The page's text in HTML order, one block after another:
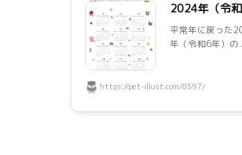
2024年（令
平常年に戻った
年（令和6年）の
https://pet-illust.com/8597/